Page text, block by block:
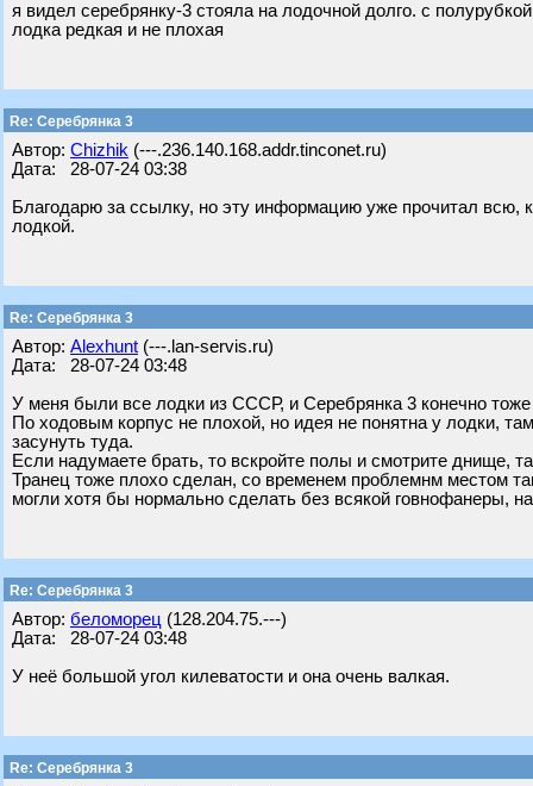
я видел серебрянку-3 стояла на лодочной долго. с
лодка редкая и не плохая
Re: Серебрянка 3
Автор: Chizhik (---.236.140.168.addr.tinconet.ru)
Дата: 28-07-24 03:38
Благодарю за ссылку, но эту информацию уже прочитал всю,
лодкой.
Re: Серебрянка 3
Автор: Alexhunt (---.lan-servis.ru)
Дата: 28-07-24 03:48
У меня были все лодки из СССР, и Серебрянка 3 конечно
По ходовым корпус не плохой, но идея не понятна у лодки,
засунуть туда.
Если надумаете брать, то вскройте полы и смотрите днище,
Транец тоже плохо сделан, со временем проблемнм местом
могли хотя бы нормально сделать без всякой говнофанеры,
Re: Серебрянка 3
Автор: беломорец (128.204.75.---)
Дата: 28-07-24 03:48
У неё большой угол килеватости и она очень валкая.
Re: Серебрянка 3